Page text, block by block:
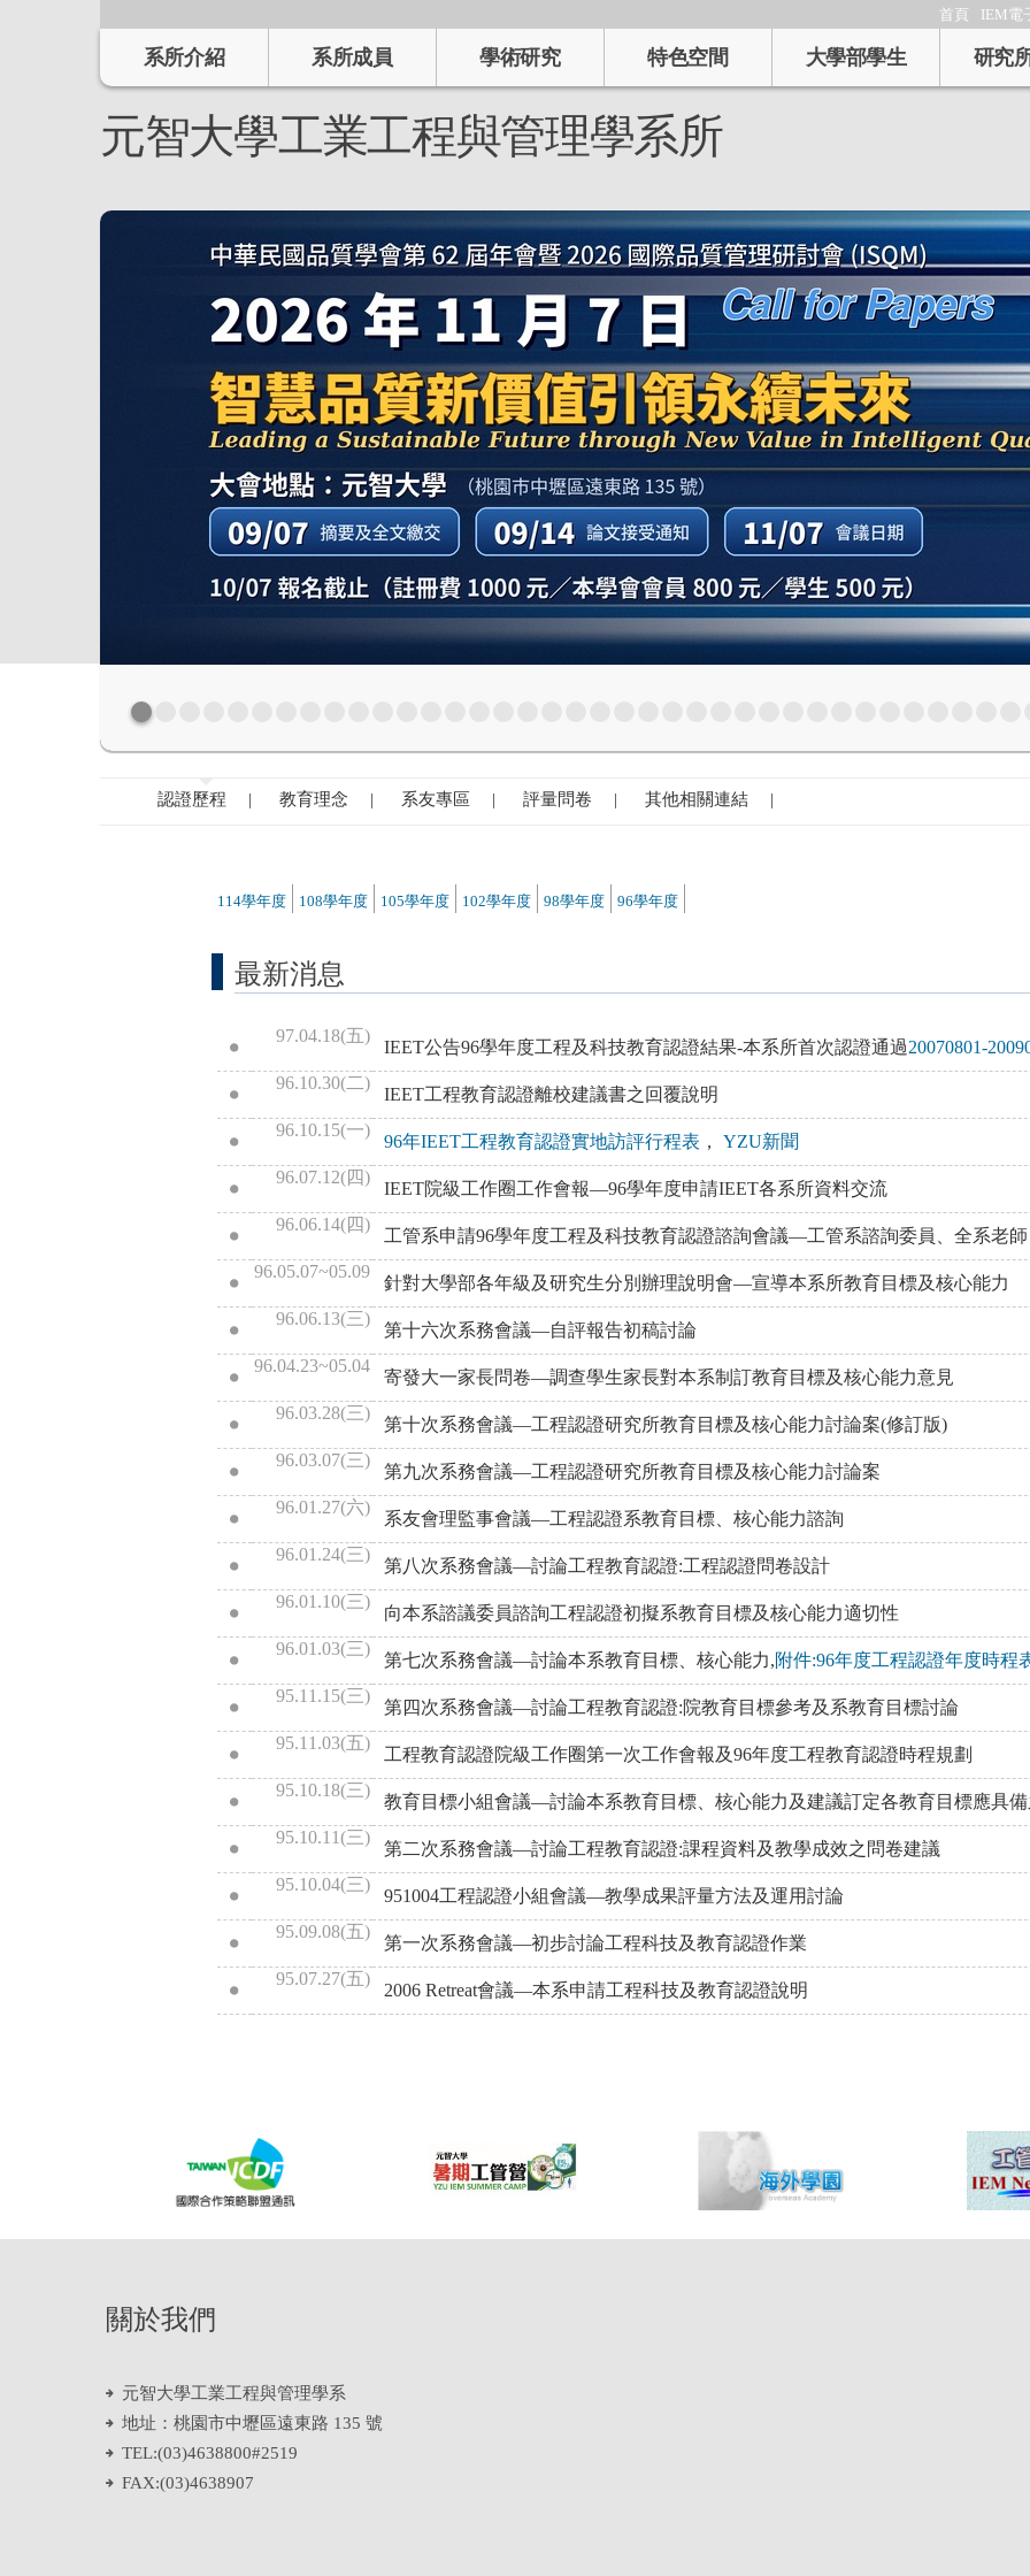
首頁 IEM電
系所介紹 系所成員 學術研究 特色空間 大學部學生 研究
元智大學工業工程與管理學系所
認證歷程 | 教育理念 | 系友專區 | 評量問卷 | 其他相關連結 |
114學年度 108學年度 105學年度 102學年度 98學年度 96學年度
最新消息
97.04.18(五)
IEET公告96學年度工程及科技教育認證結果-本系所首次認證通過20070801-
96.10.30(二)
IEET工程教育認證離校建議書之回覆說明
96.10.15(一)
96年IEET工程教育認證實地訪評行程表 ，YZU新聞
96.07.12(四)
IEET院級工作圈工作會報—96學年度申請IEET各系所資料交流
96.06.14(四)
工管系申請96學年度工程及科技教育認證諮詢會議—工管系諮詢委員、全系老師
96.05.07~05.09
針對大學部各年級及研究生分別辦理說明會—宣導本系所教育目標及核心能力
96.06.13(三)
第十六次系務會議—自評報告初稿討論
96.04.23~05.04
寄發大一家長問卷—調查學生家長對本系制訂教育目標及核心能力意見
96.03.28(三)
第十次系務會議—工程認證研究所教育目標及核心能力討論案(修訂版)
96.03.07(三)
第九次系務會議—工程認證研究所教育目標及核心能力討論案
96.01.27(六)
系友會理監事會議—工程認證系教育目標、核心能力諮詢
96.01.24(三)
第八次系務會議—討論工程教育認證:工程認證問卷設計
96.01.10(三)
向本系諮議委員諮詢工程認證初擬系教育目標及核心能力適切性
96.01.03(三)
第七次系務會議—討論本系教育目標、核心能力,附件:96年度工程認證年度時程
95.11.15(三)
第四次系務會議—討論工程教育認證:院教育目標參考及系教育目標討論
95.11.03(五)
工程教育認證院級工作圈第一次工作會報及96年度工程教育認證時程規劃
95.10.18(三)
教育目標小組會議—討論本系教育目標、核心能力及建議訂定各教育目標應具
95.10.11(三)
第二次系務會議—討論工程教育認證:課程資料及教學成效之問卷建議
95.10.04(三)
951004工程認證小組會議—教學成果評量方法及運用討論
95.09.08(五)
第一次系務會議—初步討論工程科技及教育認證作業
95.07.27(五)
2006 Retreat會議—本系申請工程科技及教育認證說明
關於我們
元智大學工業工程與管理學系
地址：桃園市中壢區遠東路 135 號
TEL:(03)4638800#2519
FAX:(03)4638907